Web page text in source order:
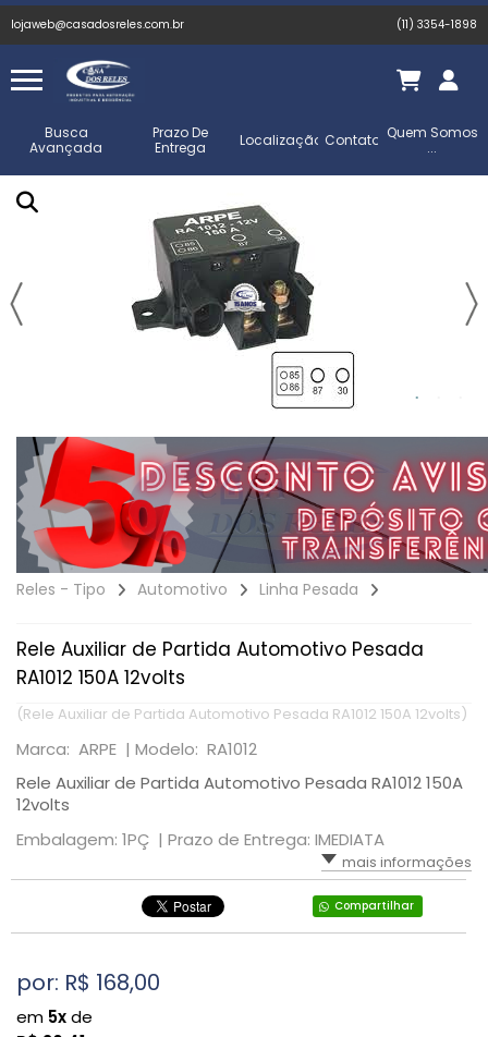
lojaweb@casadosreles.com.br (11) 3354-1898
Busca
Avançada
Prazo De
Entrega
Localização Contato Quem Somos
...
Reles - Tipo Automotivo Linha Pesada
Rele Auxiliar de Partida Automotivo Pesada
RA1012 150A 12volts
(Rele Auxiliar de Partida Automotivo Pesada RA1012 150A 12volts)
Marca: ARPE | Modelo: RA1012
Rele Auxiliar de Partida Automotivo Pesada RA1012 150A
12volts
Embalagem: 1PÇ | Prazo de Entrega: IMEDIATA
mais informações
Compartilhar
por: R$ 168,00
em 5xde